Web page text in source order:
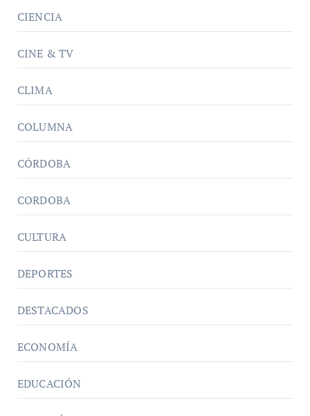
CIENCIA
CINE & TV
CLIMA
COLUMNA
CÓRDOBA
CORDOBA
CULTURA
DEPORTES
DESTACADOS
ECONOMÍA
EDUCACIÓN